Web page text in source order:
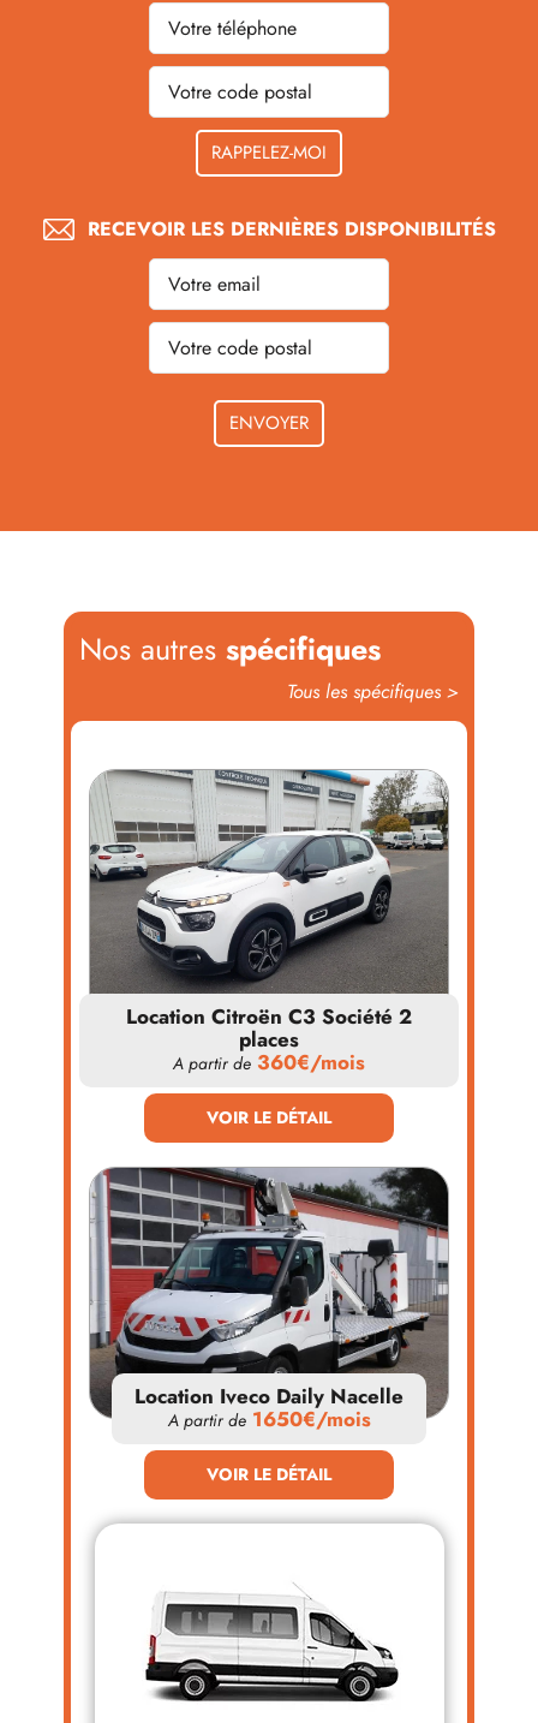
RECEVOIR LES DERNIÈRES DISPONIBILITÉS
vide.
Nos autres spécifiques
Tous lesspécifiques >
Location Citroën C3 Société 2
places
A partir de 360€/mois
VOIR LE DÉTAIL
Location Iveco Daily Nacelle
A partir de 1650€/mois
VOIR LE DÉTAIL